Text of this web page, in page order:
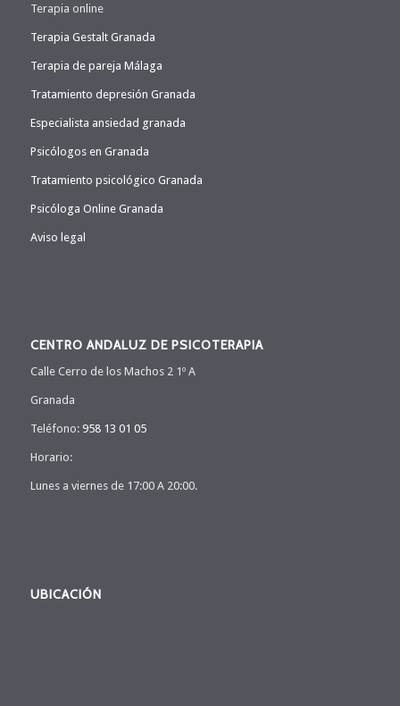
Terapia online
Terapia Gestalt Granada
Terapia de pareja Málaga
Tratamiento depresión Granada
Especialista ansiedad granada
Psicólogos en Granada
Tratamiento psicológico Granada
Psicóloga Online Granada
Aviso legal
CENTRO ANDALUZ DE PSICOTERAPIA
Calle Cerro de los Machos 2 1º A
Granada
Teléfono: 958 13 01 05
Horario:
Lunes a viernes de 17:00 A 20:00.
UBICACIÓN